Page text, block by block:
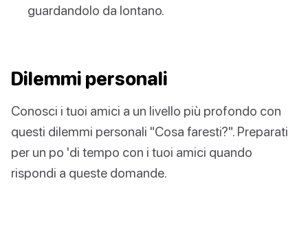
guardandolo da lontano.
Dilemmi personali
Conosci i tuoi amici a un livello più profondo con
questi dilemmi personali "Cosa faresti?". Preparati
per un po 'di tempo con i tuoi amici quando
rispondi a queste domande.